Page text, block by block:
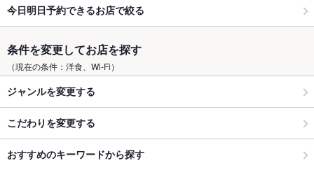
今日明日予約できるお店で絞る
条件を変更してお店を探す
（現在の条件：洋食、Wi-Fi）
ジャンルを変更する
こだわりを変更する
おすすめのキーワードから探す